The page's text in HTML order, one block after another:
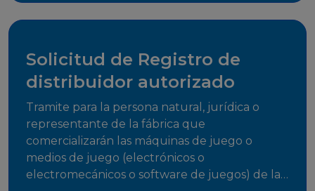
Solicitud de Registro de
distribuidor autorizado
Tramite para la persona natural, jurídica o
representante de la fábrica que
comercializarán las máquinas de juego o
medios de juego (electrónicos o
electromecánicos o software de juegos) de las